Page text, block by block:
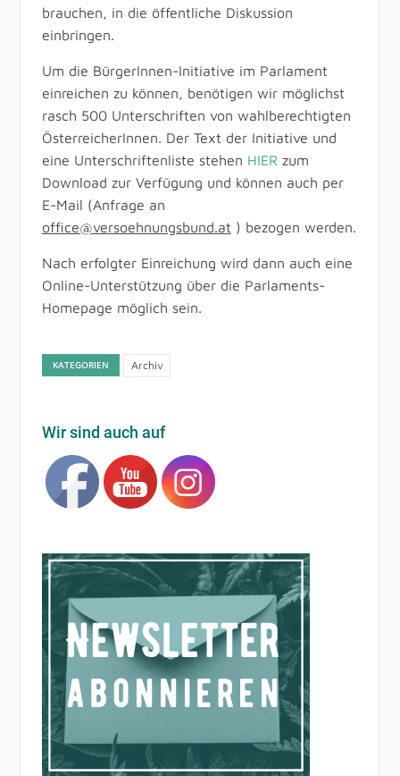
brauchen, in die öffentliche Diskussion
einbringen.
Um die BürgerInnen-Initiative im Parlament
einreichen zu können, benötigen wir möglichst
rasch 500 Unterschriften von wahlberechtigten
ÖsterreicherInnen. Der Text der Initiative und
eine Unterschriftenliste stehen HIER zum
Download zur Verfügung und können auch per
E-Mail (Anfrage an
office@versoehnungsbund.at ) bezogen werden.
Nach erfolgter Einreichung wird dann auch eine
Online-Unterstützung über die Parlaments-
Homepage möglich sein.
KATEGORIEN Archiv
Wir sind auch auf